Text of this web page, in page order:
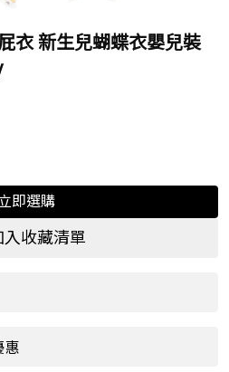
衣 新生兒蝴蝶衣嬰兒裝
即選購
入收藏清單
惠